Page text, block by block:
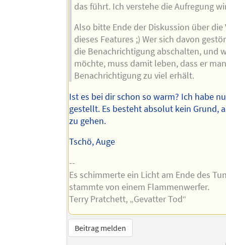
das führt. Ich verstehe die Aufregung
Also bitte Ende der Diskussion über die
dieses Features ;) Wer sich davon
die Benachrichtigung abschalten, und
möchte, muss damit leben, dass er
Benachrichtigung zu viel erhält.
Ist es bei dir schon so warm? Ich habe
gestellt. Es besteht absolut kein Grund,
zu gehen.
Tschö, Auge
--
Es schimmerte ein Licht am Ende des
stammte von einem Flammenwerfer.
Terry Pratchett, „Gevatter Tod“
Beitrag melden